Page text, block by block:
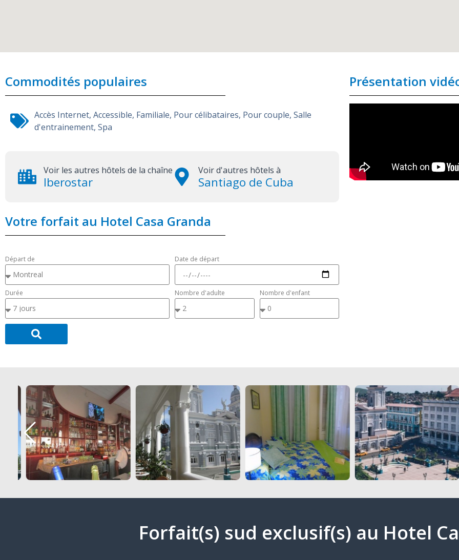
Commodités populaires
Accès Internet, Accessible, Familiale, Pour célibataires, Pour couple, Salle
d'entrainement, Spa
Voir les autres hôtels de la chaîne
Iberostar
Voir d'autres hôtels à
Santiago de Cuba
Votre forfait au Hotel Casa Granda
Départ de Date de départ
Durée Nombre d'adulte Nombre d'enfant
Présentation
Forfait(s) sud exclusif(s) au Hotel